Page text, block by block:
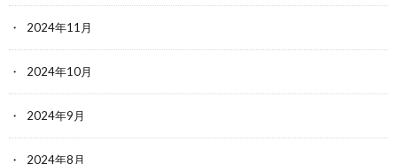
2024年11月
2024年10月
2024年9月
2024年8月